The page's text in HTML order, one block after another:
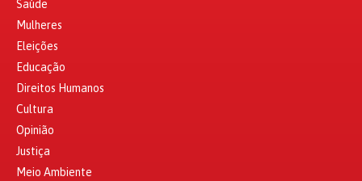
Saúde
Mulheres
Eleições
Educação
Direitos Humanos
Cultura
Opinião
Justiça
Meio Ambiente